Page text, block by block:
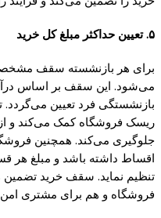
۵. تعیین حداکثر مبلغ کل خرید
برای هر بازنشسته سقف
می‌شود. این سقف بر اساس
بازنشستگی فرد تعیین می‌گردد.
ریسک فروشگاه کمک می‌کند و
جلوگیری می‌کند. همچنین
اقساط داشته باشد و مبلغ هر
تنظیم نماید. سقف خرید تضمین
فروشگاه و هم برای مشتری